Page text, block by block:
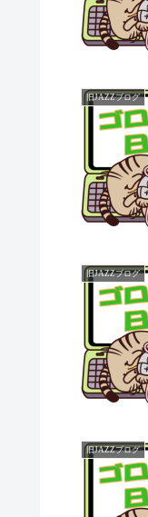
旧JAZZブログ
旧JAZZブログ
旧JAZZブログ